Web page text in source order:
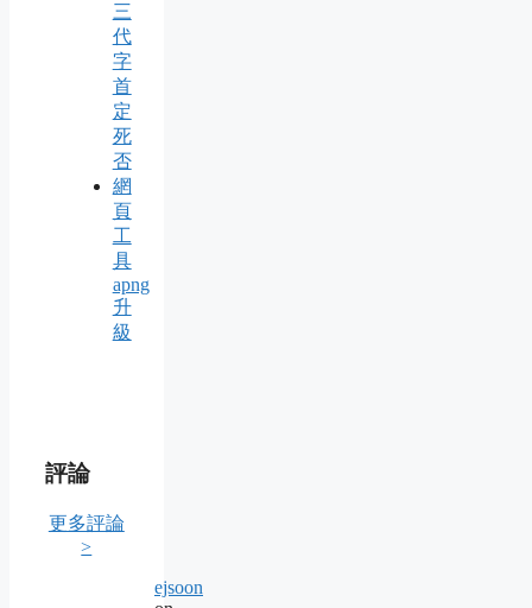
三
代
字
首
定
死
否
網
頁
工
具
apng
升
級
評論
更多評論
>
ejsoon